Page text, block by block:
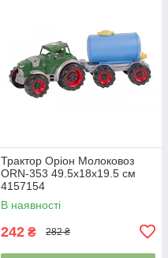
Трактор Оріон Молоковоз
ORN-353 49.5х18х19.5 см
4157154
В наявності
242 ₴ 282 ₴